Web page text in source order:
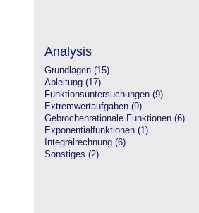
Analysis
Grundlagen (15)
Ableitung (17)
Funktionsuntersuchungen (9)
Extremwertaufgaben (9)
Gebrochenrationale Funktionen (6)
Exponentialfunktionen (1)
Integralrechnung (6)
Sonstiges (2)